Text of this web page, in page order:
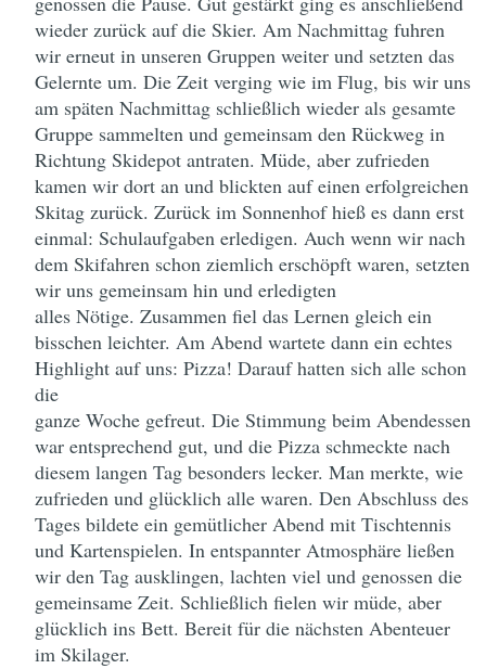
wieder zurück auf die Skier. Am Nachmittag fuhren
wir erneut in unseren Gruppen weiter und setzten das
Gelernte um. Die Zeit verging wie im Flug, bis wir uns
am späten Nachmittag schließlich wieder als gesamte
Gruppe sammelten und gemeinsam den Rückweg in
Richtung Skidepot antraten. Müde, aber zufrieden
kamen wir dort an und blickten auf einen erfolgreichen
Skitag zurück. Zurück im Sonnenhof hieß es dann erst
einmal: Schulaufgaben erledigen. Auch wenn wir nach
dem Skifahren schon ziemlich erschöpft waren, setzten
wir uns gemeinsam hin und erledigten
alles Nötige. Zusammen fiel das Lernen gleich ein
bisschen leichter. Am Abend wartete dann ein echtes
Highlight auf uns: Pizza! Darauf hatten sich alle schon
die
ganze Woche gefreut. Die Stimmung beim Abendessen
war entsprechend gut, und die Pizza schmeckte nach
diesem langen Tag besonders lecker. Man merkte, wie
zufrieden und glücklich alle waren. Den Abschluss des
Tages bildete ein gemütlicher Abend mit Tischtennis
und Kartenspielen. In entspannter Atmosphäre ließen
wir den Tag ausklingen, lachten viel und genossen die
gemeinsame Zeit. Schließlich fielen wir müde, aber
glücklich ins Bett. Bereit für die nächsten Abenteuer
im Skilager.